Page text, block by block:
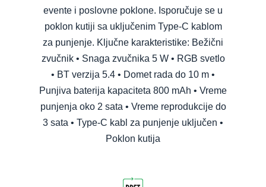
evente i poslovne poklone. Isporučuje se u
poklon kutiji sa uključenim Type-C kablom
za punjenje. Ključne karakteristike: Bežični
zvučnik • Snaga zvučnika 5 W • RGB svetlo
• BT verzija 5.4 • Domet rada do 10 m •
Punjiva baterija kapaciteta 800 mAh • Vreme
punjenja oko 2 sata • Vreme reprodukcije do
3 sata • Type-C kabl za punjenje uključen •
Poklon kutija